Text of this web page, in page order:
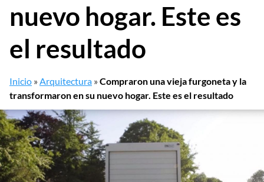
nuevo hogar. Este es
el resultado
Inicio »Arquitectura »Compraron una vieja furgoneta y la
transformaron en su nuevo hogar. Este es el resultado